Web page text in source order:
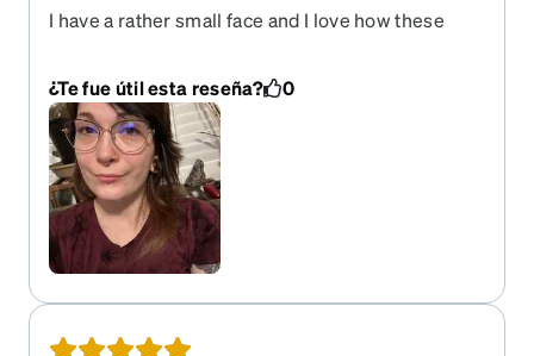
I have a rather small face and I love how these
that aren’t huge! The pads that sit on the bridge of
the nose work really well too.
¿Te fue útil esta reseña? 0